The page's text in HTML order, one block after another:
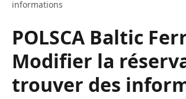
informations
POLSCA Baltic
Modifier la
trouver des